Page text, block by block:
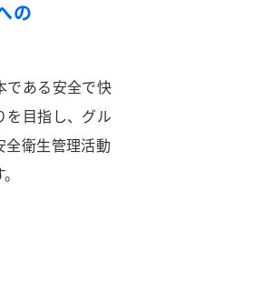
の
である安全で快
を目指し、グル
全衛生管理活動